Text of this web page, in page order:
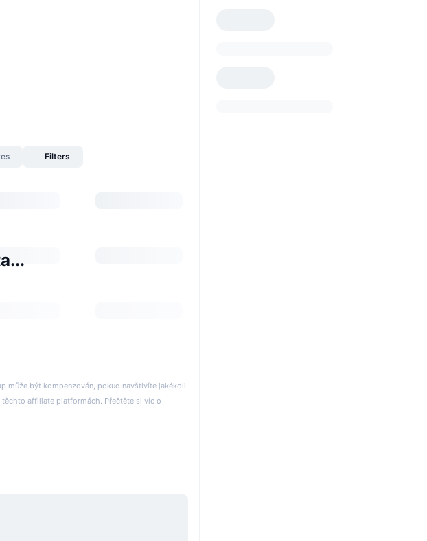
Filters
může být kompenzován, pokud navštívíte jakékoli
affiliate platformách. Přečtěte si víc o